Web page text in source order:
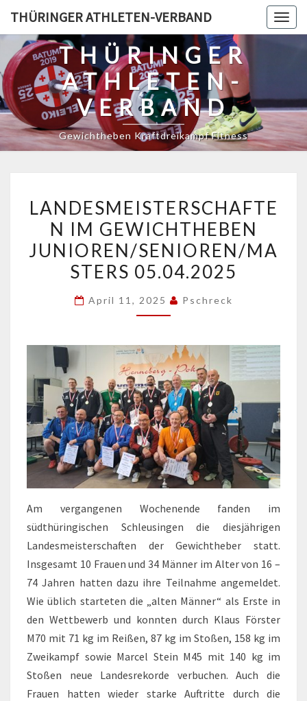
content
THÜRINGER ATHLETEN-VERBAND
THÜRINGER
ATHLETEN-
VERBAND
Gewichtheben Kraftdreikampf Fitness
GEWICHTHEBEN
JUNIOREN/SENIOREN/
05.04.2025
LANDESMEISTERSCHAFTE
N IM GEWICHTHEBEN
JUNIOREN/SENIOREN/MA
STERS 05.04.2025
April 11, 2025 Pschreck
Am vergangenen Wochenende fanden im
südthüringischen Schleusingen die diesjährigen
Landesmeisterschaften der Gewichtheber statt.
Insgesamt 10 Frauen und 34 Männer im Alter von 16 –
74 Jahren hatten dazu ihre Teilnahme angemeldet.
Wie üblich starteten die „alten Männer“ als Erste in
den Wettbewerb und konnten durch Klaus Förster
M70 mit 71 kg im Reißen, 87 kg im Stoßen, 158 kg im
Zweikampf sowie Marcel Stein M45 mit 140 kg im
Stoßen neue Landesrekorde verbuchen. Auch die
Frauen hatten wieder starke Auftritte durch die